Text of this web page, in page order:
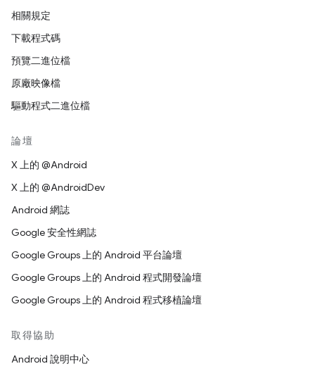
相關規定
下載程式碼
預覽二進位檔
原廠映像檔
驅動程式二進位檔
論壇
X 上的 @Android
X 上的 @AndroidDev
Android 網誌
Google 安全性網誌
Google Groups 上的 Android 平台論壇
Google Groups 上的 Android 程式開發論壇
Google Groups 上的 Android 程式移植論壇
取得協助
Android 說明中心